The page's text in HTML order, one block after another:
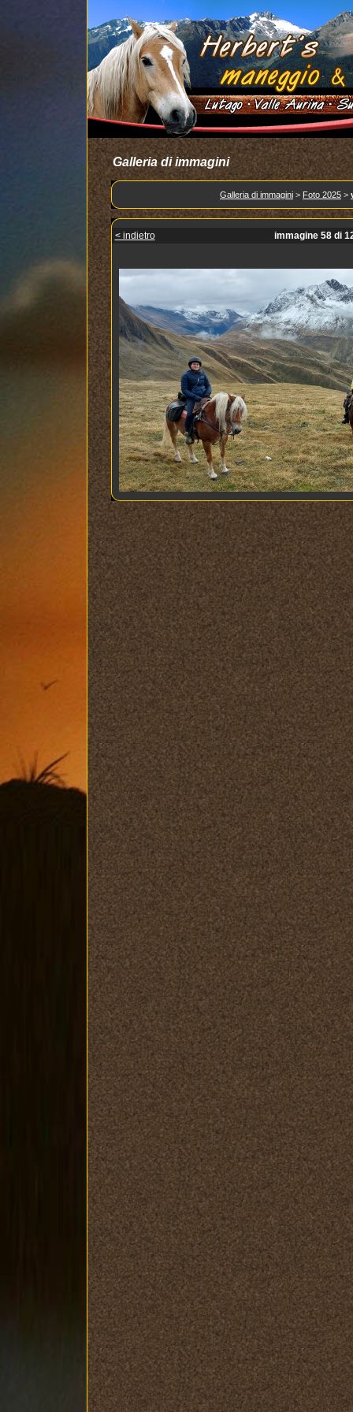
Galleria di immagini
Galleria di immagini > Foto 2025 >
< indietro immagine 58 di